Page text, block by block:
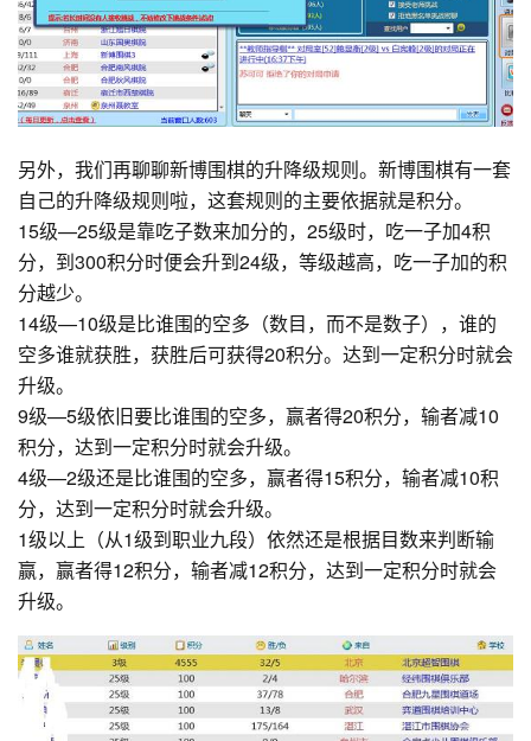
另外，我们再聊聊新博围棋的升降级规则。新博围棋有一套
自己的升降级规则啦，这套规则的主要依据就是积分。
15级—25级是靠吃子数来加分的，25级时，吃一子加4积
分，到300积分时便会升到24级，等级越高，吃一子加的积
分越少。
14级—10级是比谁围的空多（数目，而不是数子），谁的
空多谁就获胜，获胜后可获得20积分。达到一定积分时就会
升级。
9级—5级依旧要比谁围的空多，赢者得20积分，输者减10
积分，达到一定积分时就会升级。
4级—2级还是比谁围的空多，赢者得15积分，输者减10积
分，达到一定积分时就会升级。
1级以上（从1级到职业九段）依然还是根据目数来判断输
赢，赢者得12积分，输者减12积分，达到一定积分时就会
升级。